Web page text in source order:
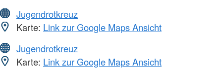
Jugendrotkreuz
Karte: Link zur Google Maps Ansicht
Jugendrotkreuz
Karte: Link zur Google Maps Ansicht